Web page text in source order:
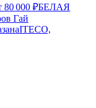
80 000 ₽БЕЛАЯ
Гай
ITECO,